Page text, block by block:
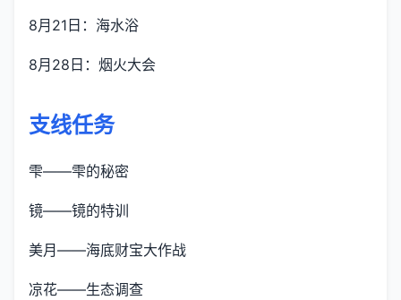
8月21日：海水浴
8月28日：烟火大会
支线任务
雫——雫的秘密
镜——镜的特训
美月——海底财宝大作战
凉花——生态调查